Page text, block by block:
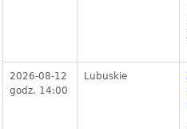
2026-08-12
godz. 14:00
Lubuskie